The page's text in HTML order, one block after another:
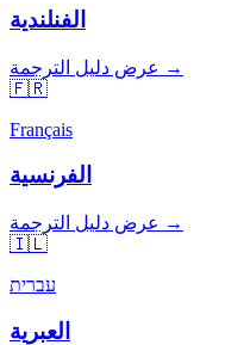
الفنلندية
عرض دليل الترجمة →
🇫🇷
Français
الفرنسية
عرض دليل الترجمة →
🇮🇱
עברית
العبرية